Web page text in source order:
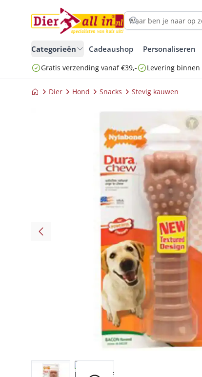
Categorieën Cadeaushop Personaliseren
Gratis verzending vanaf €39,- Levering
Dier Hond Snacks Stevig kauwen